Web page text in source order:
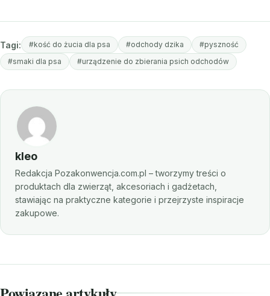
Tagi: #kość do żucia dla psa #odchody dzika
#pyszność
#smaki dla psa
#urządzenie do zbierania psich odchodów
kleo
Redakcja Pozakonwencja.com.pl – tworzymy treści o
produktach dla zwierząt, akcesoriach i gadżetach,
stawiając na praktyczne kategorie i przejrzyste inspiracje
zakupowe.